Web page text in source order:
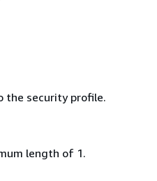
the security profile.
length of 1.